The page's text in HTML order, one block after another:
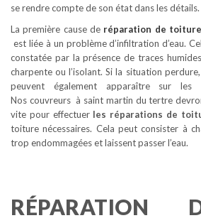
se rendre compte de son état dans les détails.
La première cause de réparation de toiture
est liée à un problème d’infiltration d’eau.
constatée par la présence de traces
charpente ou l’isolant. Si la situation
peuvent également apparaître sur
Nos couvreurs à saint martin du tertre
vite pour effectuer les réparations de
toiture nécessaires. Cela peut consister à
trop endommagées et laissent passer l’eau.
RÉPARATION